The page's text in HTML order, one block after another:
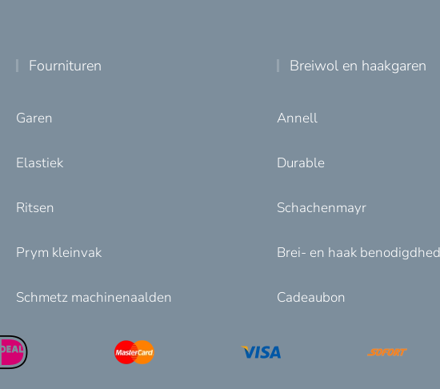
Fournituren
Garen
Elastiek
Ritsen
Prym kleinvak
Schmetz machinenaalden
Breiwol en haakgaren
Annell
Durable
Schachenmayr
Brei- en haak
Cadeaubon